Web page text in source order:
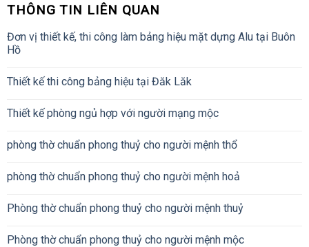
THÔNG TIN LIÊN QUAN
Đơn vị thiết kế, thi công làm bảng hiệu mặt dựng Alu tại Buôn
Hồ
Thiết kế thi công bảng hiệu tại Đăk Lăk
Thiết kế phòng ngủ hợp với người mạng mộc
phòng thờ chuẩn phong thuỷ cho người mệnh thổ
phòng thờ chuẩn phong thuỷ cho người mệnh hoả
Phòng thờ chuẩn phong thuỷ cho người mệnh thuỷ
Phòng thờ chuẩn phong thuỷ cho người mệnh mộc